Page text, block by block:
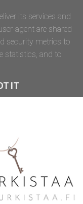
its services and
agent are shared
security metrics to
statistics, and to
IT